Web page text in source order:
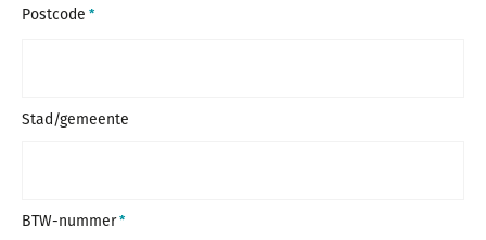
Postcode
Stad/gemeente
BTW-nummer